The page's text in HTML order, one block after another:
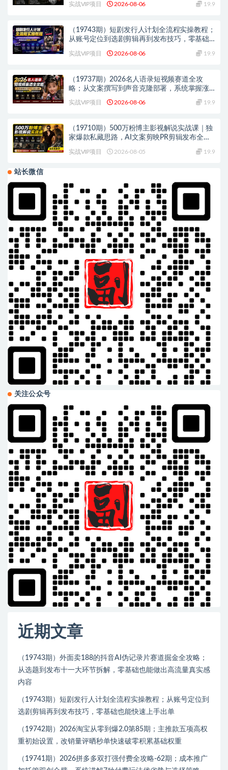
实战VIP项目 2026-08-06 19.9
（19743期）短剧发行人计划全流程实操教程；
从账号定位到选剧剪辑再到发布技巧，零基础
实战VIP项目 2026-08-06 19.9
（19737期）2026名人语录短视频赛道全攻
略；从文案撰写到声音克隆部署，系统掌握涨
实战VIP项目 2026-08-06 19.9
（19710期）500万粉博主影视解说实战课｜独
家爆款私藏思路，AI文案剪映PR剪辑发布全流
实战VIP项目 2026-08-05 19.9
站长微信
关注公众号
近期文章
（19743期）外面卖188的抖音AI伪记录片赛道掘金全攻略；
从选题到发布十一大环节拆解，零基础也能做出高流量真实感
内容
（19743期）短剧发行人计划全流程实操教程；从账号定位到
选剧剪辑再到发布技巧，零基础也能快速上手出单
（19742期）2026淘宝从零到爆2.0第85期；主推款五项高权
重初始设置，改销量评晒秒单快速破零积累基础权重
（19741期）2026拼多多双打强付费全攻略-62期；成本推广